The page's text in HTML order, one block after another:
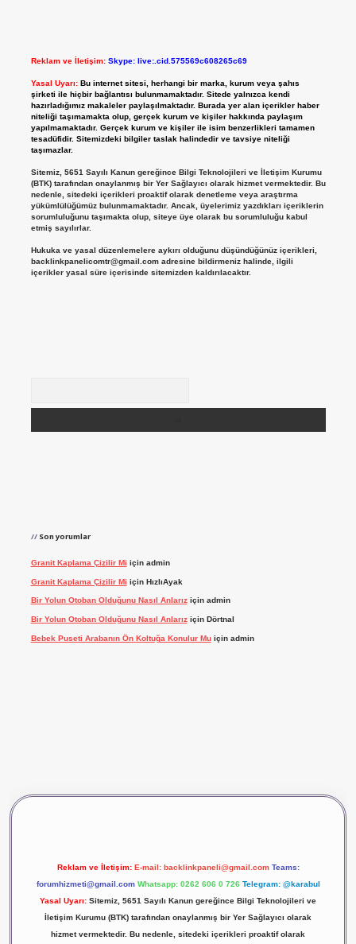
Reklam ve İletişim: Skype: live:.cid.575569c608265c69
Yasal Uyarı: Bu internet sitesi, herhangi bir marka, kurum veya şahıs
şirketi ile hiçbir bağlantısı bulunmamaktadır. Sitede yalnızca kendi
hazırladığımız makaleler paylaşılmaktadır. Burada yer alan içerikler haber
niteliği taşımamakta olup, gerçek kurum ve kişiler hakkında paylaşım
yapılmamaktadır. Gerçek kurum ve kişiler ile isim benzerlikleri tamamen
tesadüfidir. Sitemizdeki bilgiler taslak halindedir ve tavsiye niteliği
taşımazlar.
Sitemiz, 5651 Sayılı Kanun gereğince Bilgi Teknolojileri ve İletişim Kurumu
(BTK) tarafından onaylanmış bir Yer Sağlayıcı olarak hizmet vermektedir. Bu
nedenle, sitedeki içerikleri proaktif olarak denetleme veya araştırma
yükümlülüğümüz bulunmamaktadır. Ancak, üyelerimiz yazdıkları içeriklerin
sorumluluğunu taşımakta olup, siteye üye olarak bu sorumluluğu kabul
etmiş sayılırlar.
Hukuka ve yasal düzenlemelere aykırı olduğunu düşündüğünüz içerikleri,
backlinkpanelicomtr@gmail.comadresine bildirmeniz halinde, ilgili
içerikler yasal süre içerisinde sitemizden kaldırılacaktır.
Son yorumlar
Granit Kaplama Çizilir Mi için admin
Granit Kaplama Çizilir Mi için HızlıAyak
Bir Yolun Otoban Olduğunu Nasıl Anlarıziçin admin
Bir Yolun Otoban Olduğunu Nasıl Anlarıziçin Dörtnal
Bebek Puseti Arabanın Ön Koltuğa Konulur Muiçin admin
Reklam ve İletişim: E-mail: backlinkpaneli@gmail.com Teams:
forumhizmeti@gmail.com Whatsapp: 0262 606 0 726 Telegram: @karabul
Yasal Uyarı: Sitemiz, 5651 Sayılı Kanun gereğince Bilgi Teknolojileri ve
İletişim Kurumu (BTK) tarafından onaylanmış bir Yer Sağlayıcı olarak
hizmet vermektedir. Bu nedenle, sitedeki içerikleri proaktif olarak